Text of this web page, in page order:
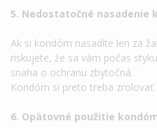
5. Nedostatočné nasadenie
Ak si kondóm nasadíte len za
riskujete, že sa vám počas
snaha o ochranu zbytočná.
Kondóm si preto treba zrolovať
6. Opätovné použitie